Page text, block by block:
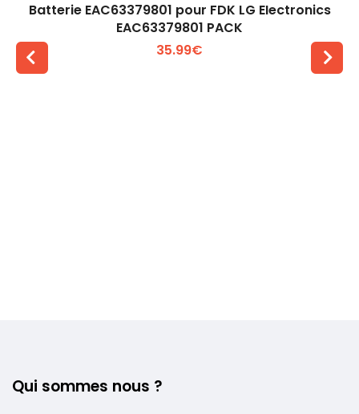
Batterie EAC63379801 pour FDK LG EIectronics
EAC63379801 PACK
35.99€
Qui sommes nous ?